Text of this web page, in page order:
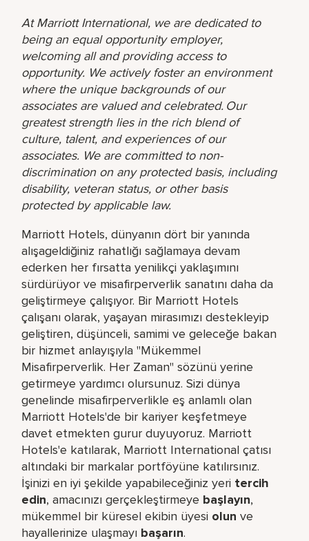
At Marriott International, we are dedicated to
being an equal opportunity employer,
welcoming all and providing access to
opportunity. We actively foster an environment
where the unique backgrounds of our
associates are valued and celebrated. Our
greatest strength lies in the rich blend of
culture, talent, and experiences of our
associates. We are committed to non-
discrimination on any protected basis, including
disability, veteran status, or other basis
protected by applicable law.
Marriott Hotels, dünyanın dört bir yanında
alışageldiğiniz rahatlığı sağlamaya devam
ederken her fırsatta yenilikçi yaklaşımını
sürdürüyor ve misafirperverlik sanatını daha da
geliştirmeye çalışıyor. Bir Marriott Hotels
çalışanı olarak, yaşayan mirasımızı destekleyip
geliştiren, düşünceli, samimi ve geleceğe bakan
bir hizmet anlayışıyla "Mükemmel
Misafirperverlik. Her Zaman" sözünü yerine
getirmeye yardımcı olursunuz. Sizi dünya
genelinde misafirperverlikle eş anlamlı olan
Marriott Hotels'de bir kariyer keşfetmeye
davet etmekten gurur duyuyoruz. Marriott
Hotels'e katılarak, Marriott International çatısı
altındaki bir markalar portföyüne katılırsınız.
İşinizi en iyi şekilde yapabileceğiniz yeri​ tercih
edin, amacınızı gerçekleştirmeye başlayın,
mükemmel bir küresel​ ekibin üyesi olun ve
hayallerinize ulaşmayı başarın.